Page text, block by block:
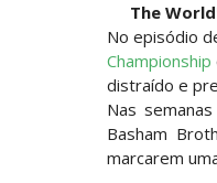
The
No episódio
Championship
distraído e
Nas
Basham
marcarem